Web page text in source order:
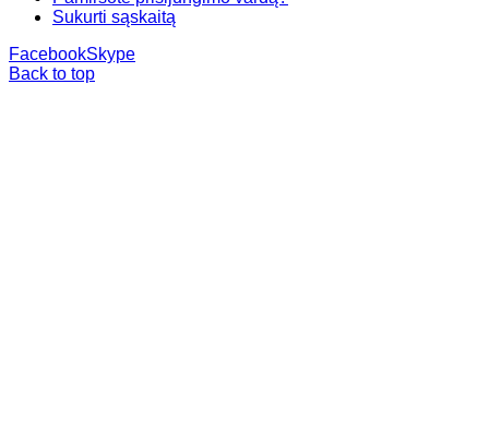
Sukurti sąskaitą
FacebookSkype
Back to top